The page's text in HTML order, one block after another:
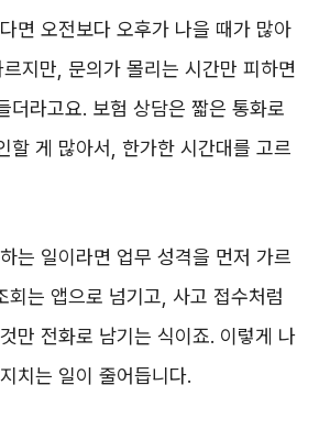
면 오전보다 오후가 나을 때가 많아
지만, 문의가 몰리는 시간만 피하면
더라고요. 보험 상담은 짧은 통화로
할 게 많아서, 한가한 시간대를 고르
는 일이라면 업무 성격을 먼저 가르
회는 앱으로 넘기고, 사고 접수처럼
만 전화로 남기는 식이죠. 이렇게 나
치는 일이 줄어듭니다.